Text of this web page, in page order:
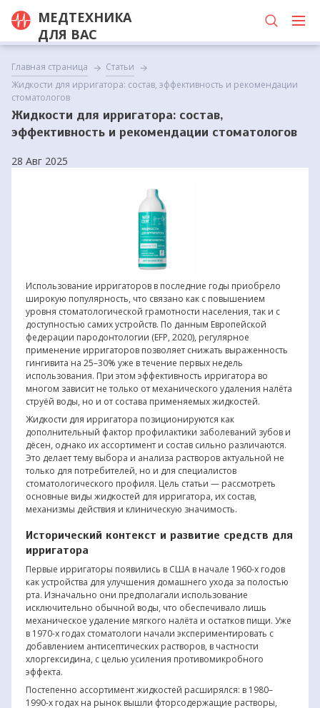
МЕДТЕХНИКА
ДЛЯ ВАС
Главная страница
Статьи
Жидкости для ирригатора: состав, эффективность и рекомендации
стоматологов
Жидкости для ирригатора: состав,
эффективность и рекомендации стоматологов
28 Авг 2025
Использование ирригаторов в последние годы приобрело
широкую популярность, что связано как с повышением
уровня стоматологической грамотности населения, так и с
доступностью самих устройств. По данным Европейской
федерации пародонтологии (EFP, 2020), регулярное
применение ирригаторов позволяет снижать выраженность
гингивита на 25–30% уже в течение первых недель
использования. При этом эффективность ирригатора во
многом зависит не только от механического удаления налёта
струёй воды, но и от состава применяемых жидкостей.
Жидкости для ирригатора позиционируются как
дополнительный фактор профилактики заболеваний зубов и
дёсен, однако их ассортимент и состав сильно различаются.
Это делает тему выбора и анализа растворов актуальной не
только для потребителей, но и для специалистов
стоматологического профиля. Цель статьи — рассмотреть
основные виды жидкостей для ирригатора, их состав,
механизмы действия и клиническую значимость.
Исторический контекст и развитие средств для
ирригатора
Первые ирригаторы появились в США в начале 1960-х годов
как устройства для улучшения домашнего ухода за полостью
рта. Изначально они предполагали использование
исключительно обычной воды, что обеспечивало лишь
механическое удаление мягкого налёта и остатков пищи. Уже
в 1970-х годах стоматологи начали экспериментировать с
добавлением антисептических растворов, в частности
хлоргексидина, с целью усиления противомикробного
эффекта.
Постепенно ассортимент жидкостей расширялся: в 1980–
1990-х годах на рынок вышли фторсодержащие растворы,